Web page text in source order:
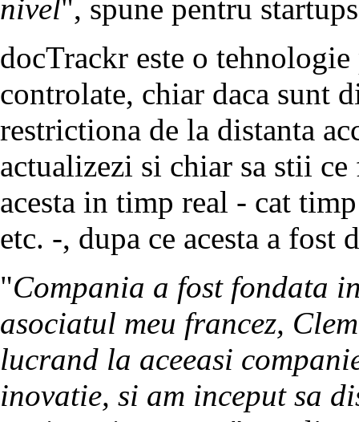
nivel", spune pentru
docTrackr este o
controlate, chiar daca sunt
restrictiona de la distanta
actualizezi si chiar sa stii
acesta in timp real - cat
etc. -, dupa ce acesta a fost
"Compania a fost fondata
asociatul meu francez,
lucrand la aceeasi
inovatie, si am inceput sa